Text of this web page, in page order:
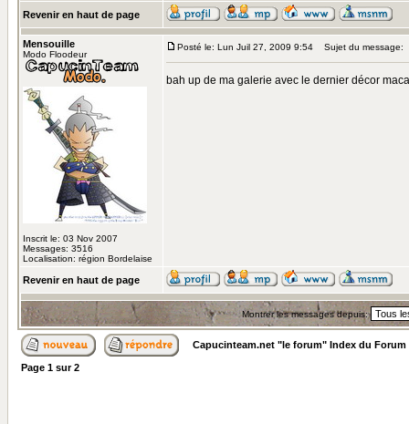
Revenir en haut de page
Mensouille
Modo Floodeur
Inscrit le: 03 Nov 2007
Messages: 3516
Localisation: région Bordelaise
Posté le: Lun Juil 27, 2009 9:54 Sujet du message:
bah up de ma galerie avec le dernier décor
Revenir en haut de page
Montrer les messages depuis:
Capucinteam.net "le forum" Index du Forum
Page 1 sur2